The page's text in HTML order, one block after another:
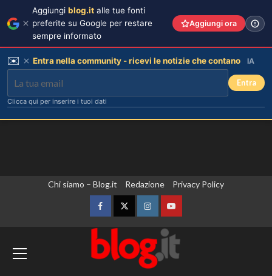
Chi siamo – Blog.it Redazione Privacy Policy
FacebookTwitterInstagramYouTube
Aggiungi blog.it alle tue fonti
preferite su Google per restare
sempre informato
Aggiungi ora
✉️ Entra nella community - ricevi le notizie che contano IA
Entra
Clicca qui per inserire i tuoi dati